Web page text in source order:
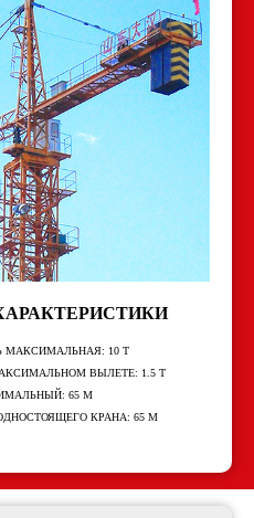
МАКСИМАЛЬНАЯ: 10 Т
ВЫЛЕТЕ: 1.5 Т
65 М
КРАНА: 65 М